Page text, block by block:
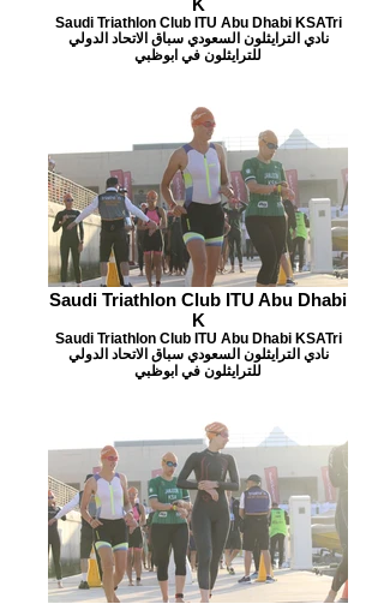
K
Saudi Triathlon Club ITU Abu Dhabi KSATri
نادي الترايثلون السعودي سباق الاتحاد الدولي
للترايثلون في ابوظبي
Saudi Triathlon Club ITU Abu Dhabi
K
Saudi Triathlon Club ITU Abu Dhabi KSATri
نادي الترايثلون السعودي سباق الاتحاد الدولي
للترايثلون في ابوظبي